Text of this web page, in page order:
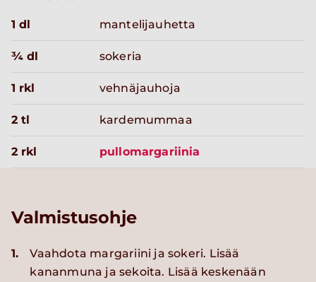
1 dl mantelijauhetta
¾ dl sokeria
1 rkl vehnäjauhoja
2 tl kardemummaa
2 rkl pullomargariinia
Valmistusohje
1.
Vaahdota margariini ja sokeri. Lisää
kananmuna ja sekoita. Lisää keskenään